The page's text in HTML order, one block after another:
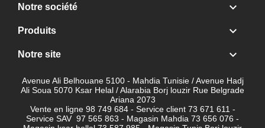
Notre société 
Produits 
Notre site 
Avenue Ali Belhouane 5100 - Mahdia Tunisie / Avenue Hadj
Ali Soua 5070 Ksar Helal / Alarabia Borj louzir Rue Belgrade
Ariana 2073
Vente en ligne 98 749 684 - Service client 73 671 611 -
Service SAV 97 565 863 - Magasin Mahdia 73 656 076 -